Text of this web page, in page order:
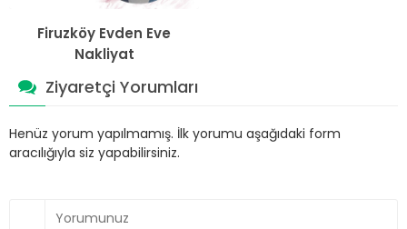
Firuzköy Evden Eve
Nakliyat
Ziyaretçi Yorumları
Henüz yorum yapılmamış. İlk yorumu aşağıdaki form
aracılığıyla siz yapabilirsiniz.